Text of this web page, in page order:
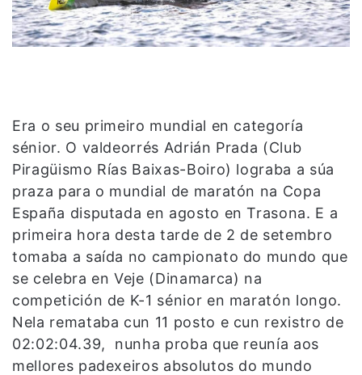
Era o seu primeiro mundial en categoría
sénior. O valdeorrés Adrián Prada (Club
Piragüismo Rías Baixas-Boiro) lograba a súa
praza para o mundial de maratón na Copa
España disputada en agosto en Trasona. E a
primeira hora desta tarde de 2 de setembro
tomaba a saída no campionato do mundo que
se celebra en Veje (Dinamarca) na
competición de K-1 sénior en maratón longo.
Nela remataba cun 11 posto e cun rexistro de
02:02:04.39, nunha proba que reunía aos
mellores padexeiros absolutos do mundo